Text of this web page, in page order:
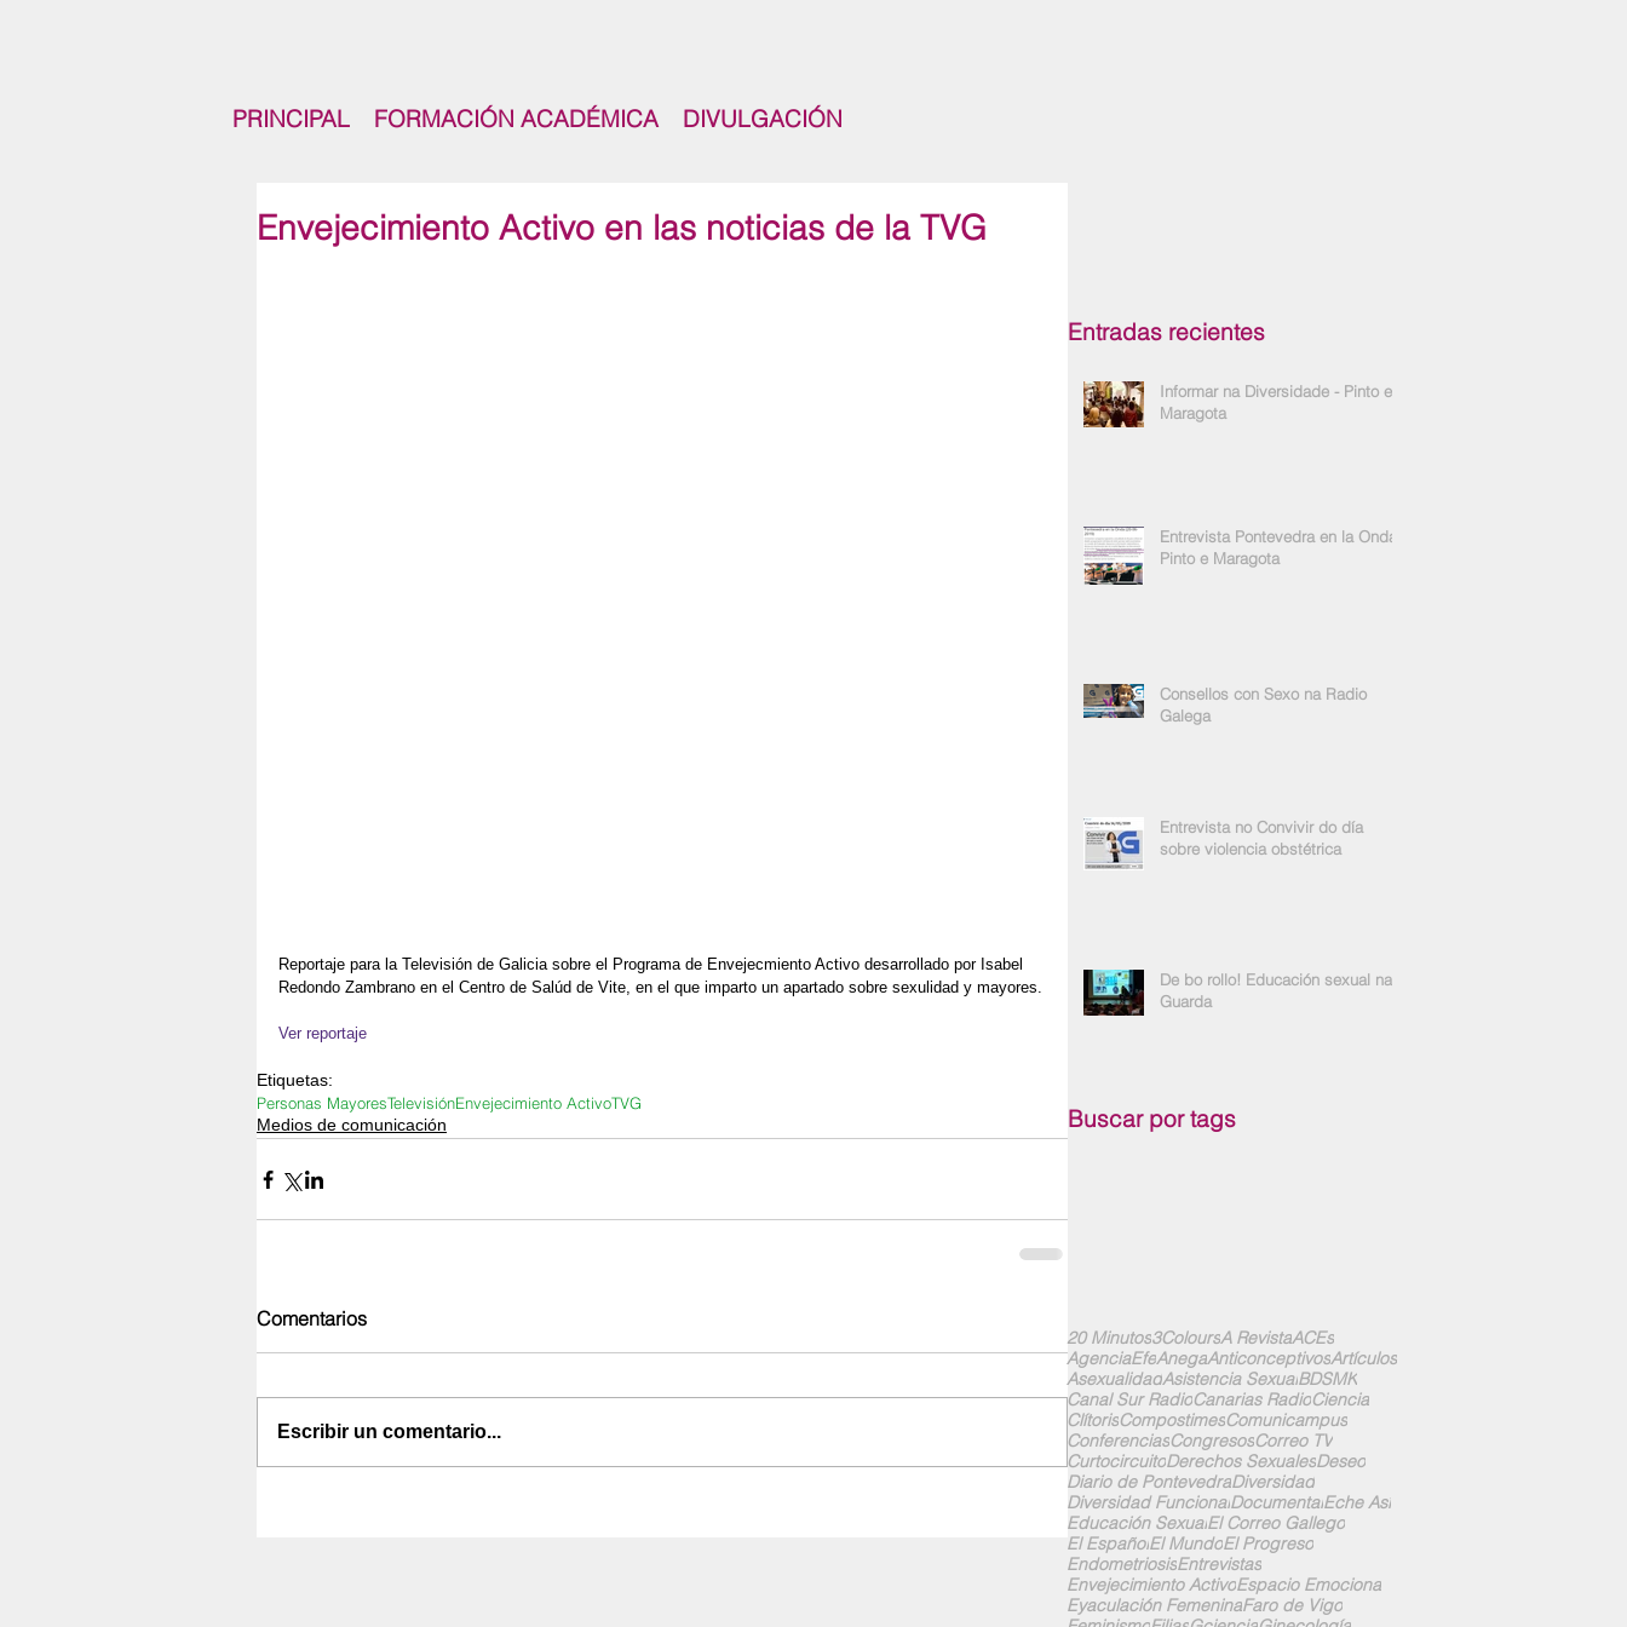
PRINCIPAL FORMACIÓN ACADÉMICA DIVULGACIÓN
Envejecimiento Activo en las noticias de la TVG
Reportaje para la Televisión de Galicia sobre el Programa de Envejecmiento Activo desarrollado por Isabel
Redondo Zambrano en el Centro de Salúd de Vite, en el que imparto un apartado sobre sexulidad y mayores.
Ver reportaje
Etiquetas:
Personas MayoresTelevisiónEnvejecimiento ActivoTVG
Medios de comunicación
Comentarios
Escribir un comentario...
Entradas recientes
Informar na Diversidade - Pinto e
Maragota
Entrevista Pontevedra en la Onda -
Pinto e Maragota
Consellos con Sexo na Radio
Galega
Entrevista no Convivir do día
sobre violencia obstétrica
De bo rollo! Educación sexual na
Guarda
Buscar por tags
20 Minutos3ColoursA RevistaACEs
AgenciaEfeAnegaAnticonceptivosArtículos
AsexualidadAsistencia SexualBDSMK
Canal Sur RadioCanarias RadioCiencia
ClítorisCompostimesComunicampus
ConferenciasCongresosCorreo TV
CurtocircuitoDerechos SexualesDeseo
Diario de PontevedraDiversidad
Diversidad FuncionalDocumentalEche Así
Educación SexualEl Correo Gallego
El EspañolEl MundoEl Progreso
EndometriosisEntrevistas
Envejecimiento ActivoEspacio Emociona
Eyaculación FemeninaFaro de Vigo